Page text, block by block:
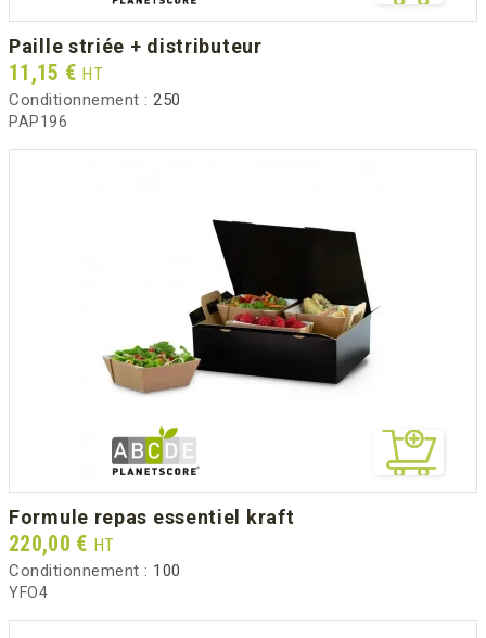
paille striée + distributeur
Prix
11,15 € HT
Conditionnement : 250
PAP196
formule repas essentiel kraft
Prix
220,00 € HT
Conditionnement : 100
YFO4